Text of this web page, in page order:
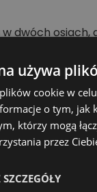
dwóch
utrzymać
pionu,
używa
cookie w
o tym, jak
którzy mogą
przez